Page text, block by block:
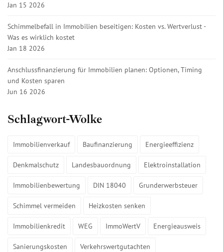
Jan 15 2026
Schimmelbefall in Immobilien beseitigen: Kosten vs. Wertverlust -
Was es wirklich kostet
Jan 18 2026
Anschlussfinanzierung für Immobilien planen: Optionen, Timing
und Kosten sparen
Jun 16 2026
Schlagwort-Wolke
Immobilienverkauf Baufinanzierung Energieeffizienz
Denkmalschutz Landesbauordnung Elektroinstallation
Immobilienbewertung DIN 18040 Grunderwerbsteuer
Schimmel vermeiden Heizkosten senken
Immobilienkredit WEG ImmoWertV Energieausweis
Sanierungskosten Verkehrswertgutachten